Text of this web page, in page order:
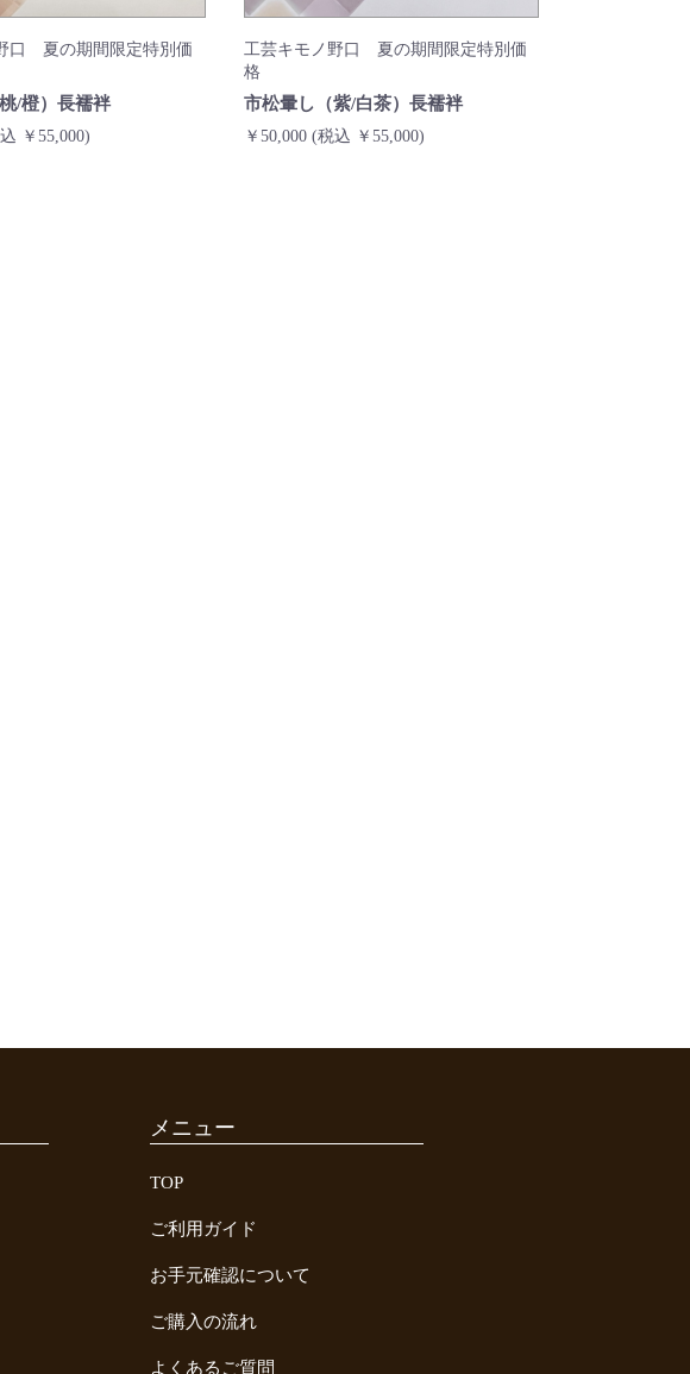
口 夏の期間限定特別価
/橙）長襦袢
￥55,000)
工芸キモノ野口 夏の期間限定特別価
格
市松暈し（紫/白茶）長襦袢
￥50,000 (税込 ￥55,000)
メニュー
TOP
ご利用ガイド
お手元確認について
ご購入の流れ
よくあるご質問